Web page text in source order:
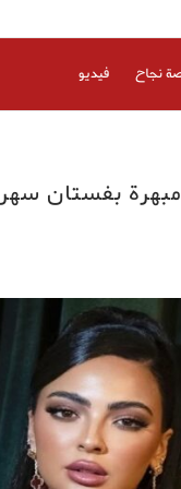
نجاح فيديو
بفستان